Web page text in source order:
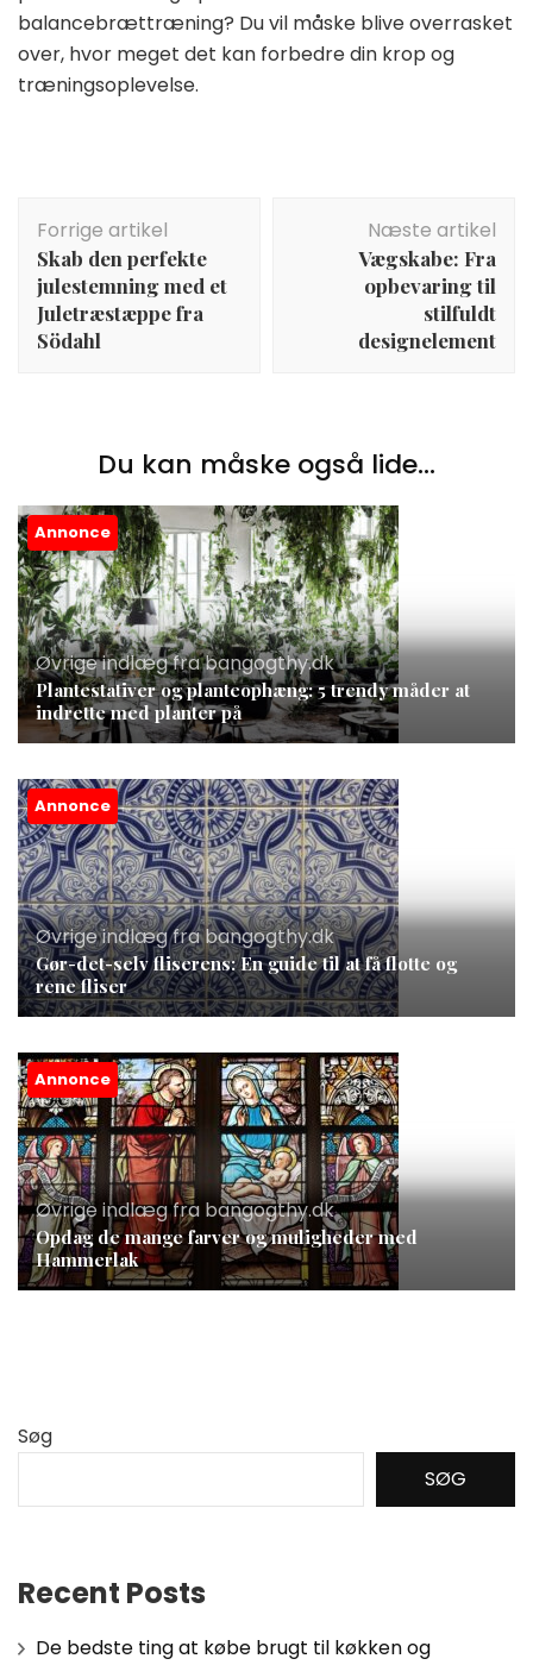
balancebrættræning? Du vil måske blive overrasket
over, hvor meget det kan forbedre din krop og
træningsoplevelse.
Forrige artikel
Skab den perfekte
julestemning med et
Juletræstæppe fra
Södahl
Næste artikel
Vægskabe: Fra
opbevaring til
stilfuldt
designelement
Du kan måske også lide...
Annonce
Øvrige indlæg fra bangogthy.dk
Plantestativer og planteophæng: 5 trendy måder at
indrette med planter på
Annonce
Øvrige indlæg fra bangogthy.dk
Gør-det-selv fliserens: En guide til at få flotte og
rene fliser
Annonce
Øvrige indlæg fra bangogthy.dk
Opdag de mange farver og muligheder med
Hammerlak
Søg
SØG
Recent Posts
De bedste ting at købe brugt til køkken og